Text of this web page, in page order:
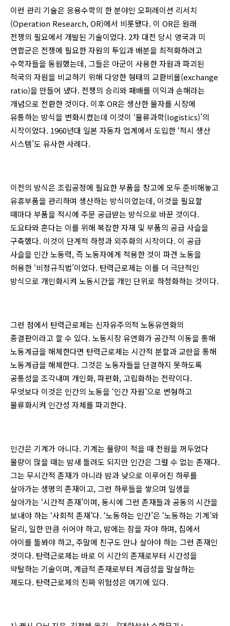
이런 관리 기술은 응용수학의 한 분야인 오퍼레이션 리서치
(Operation Research, OR)에서 비롯됐다. 이 OR은 원래
전쟁의 필요에서 개발된 기술이었다. 2차 대전 당시 영국과 미
연합군은 전쟁에 필요한 자원의 투입과 배분을 최적화하려고
수학자들을 동원했는데, 그들은 아군이 사용한 자원과 파괴된
적국의 자원을 비교하기 위해 다양한 형태의 교환비율(exchange
ratio)을 만들어 냈다. 전쟁의 승리와 패배를 이익과 손해라는
개념으로 전환한 것이다. 이후 OR은 생산한 물자를 시장에
유통하는 방식을 변화시켰는데 이것이 ‘물류과학(logistics)’의
시작이었다. 1960년대 일본 자동차 업계에서 도입한 ‘적시 생산
시스템’도 유사한 사례다.
이전의 방식은 조립공정에 필요한 부품을 창고에 모두 준비해놓고
유휴부품을 관리하며 생산하는 방식이었는데, 이것을 필요할
때마다 부품을 적시에 주문 공급받는 방식으로 바꾼 것이다.
도요타와 혼다는 이를 위해 복잡한 자재 및 부품의 공급 사슬을
구축했다. 이것이 단계적 하청과 외주화의 시작이다. 이 공급
사슬을 인간 노동력, 즉 노동자에게 적용한 것이 파견 노동을
허용한 ‘비정규직법’이었다. 탄력근로제는 이를 더 극단적인
방식으로 개인화시켜 노동시간을 개인 단위로 하청화하는 것이다.
그런 점에서 탄력근로제는 신자유주의적 노동유연화의
종결판이라고 할 수 있다. 노동시장 유연화가 공간적 이동을 통해
노동계급을 해체한다면 탄력근로제는 시간적 분할과 교란을 통해
노동계급을 해체한다. 그것은 노동자들을 단결하지 못하도록
공통성을 조각내며 개인화, 파편화, 고립화하는 전략이다.
무엇보다 이것은 인간의 노동을 ‘인간 자원’으로 변형하고
물류화시켜 인간성 자체를 파괴한다.
인간은 기계가 아니다. 기계는 물량이 적을 때 전원을 꺼두었다
물량이 많을 때는 밤새 돌려도 되지만 인간은 그럴 수 없는 존재다.
그는 무시간적 존재가 아니라 밤과 낮으로 이루어진 하루를
살아가는 생명의 존재이고, 그런 하루들을 쌓으며 일생을
살아가는 ‘시간적 존재’이며, 동시에 그런 존재들과 공동의 시간을
보내야 하는 ‘사회적 존재’다. ‘노동하는 인간’은 ‘노동하는 기계’와
달리, 일한 만큼 쉬어야 하고, 밤에는 잠을 자야 하며, 집에서
아이를 돌봐야 하고, 주말에 친구도 만나 살아야 하는 그런 존재인
것이다. 탄력근로제는 바로 이 시간의 존재로부터 시간성을
약탈하는 기술이며, 계급적 존재로부터 계급성을 말살하는
제도다. 탄력근로제의 진짜 위험성은 여기에 있다.